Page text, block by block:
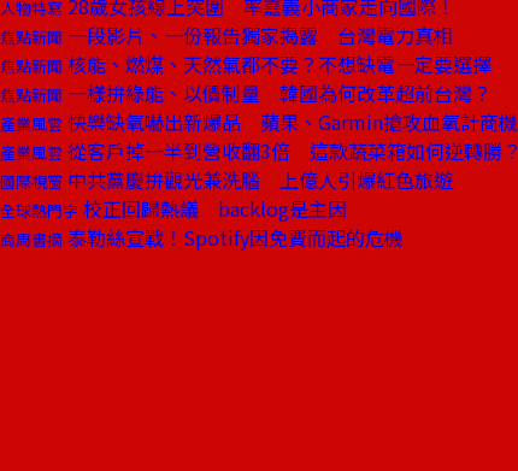
人物特寫 28歲女孩線上突圍 率嘉義小商家走向國際！
焦點新聞 一段影片、一份報告獨家揭露 台灣電力真相
焦點新聞 核能、燃煤、天然氣都不要？不想缺電一定要選擇
焦點新聞 一樣拚綠能、以價制量 韓國為何改革超前台灣？
產業風雲 快樂缺氧嚇出新爆品 蘋果、Garmin搶攻血氧計商機
產業風雲 從客戶掉一半到營收翻3倍 這款蔬菜箱如何逆轉勝？
國際視窗 中共黨慶拚觀光兼洗腦 上億人引爆紅色旅遊
全球熱門字 校正回歸熱議 backlog是主因
商周書摘 泰勒絲宣戰！Spotify因免費而起的危機